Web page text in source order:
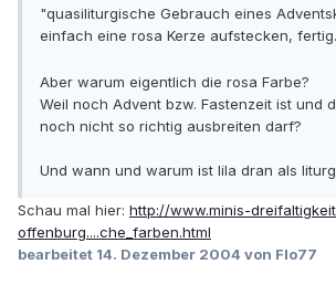
"quasiliturgische Gebrauch eines
einfach eine rosa Kerze aufstecken, fertig.
Aber warum eigentlich die rosa Farbe?
Weil noch Advent bzw. Fastenzeit ist und
noch nicht so richtig ausbreiten darf?
Und wann und warum ist lila dran als
Schau mal hier: http://www.minis-
offenburg....che_farben.html
bearbeitet 14. Dezember 2004 von Flo77